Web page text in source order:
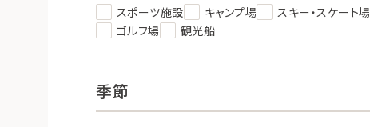
スポーツ施設 キャンプ場 スキー・スケート場
ゴルフ場
観光船
季節